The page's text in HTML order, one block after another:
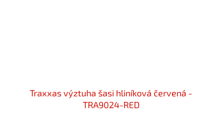
Traxxas výztuha šasi hliníková červená -
TRA9024-RED